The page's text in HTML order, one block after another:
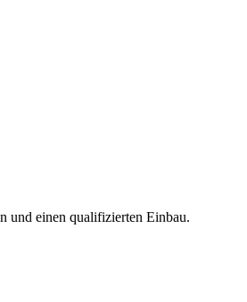
und einen qualifizierten Einbau.